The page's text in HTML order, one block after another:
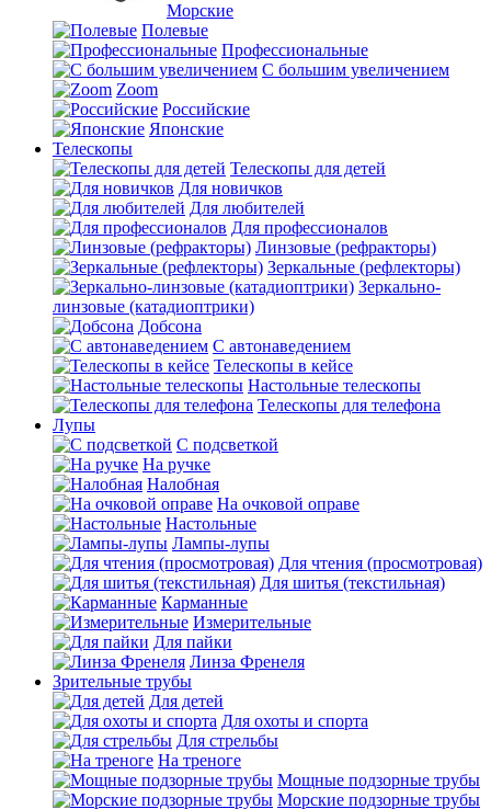
Морские
Полевые
Профессиональные
С большим увеличением
Zoom
Российские
Японские
Телескопы
Телескопы для детей
Для новичков
Для любителей
Для профессионалов
Линзовые (рефракторы)
Зеркальные (рефлекторы)
Зеркально-
линзовые (катадиоптрики)
Добсона
С автонаведением
Телескопы в кейсе
Настольные телескопы
Телескопы для телефона
Лупы
С подсветкой
На ручке
Налобная
На очковой оправе
Настольные
Лампы-лупы
Для чтения (просмотровая)
Для шитья (текстильная)
Карманные
Измерительные
Для пайки
Линза Френеля
Зрительные трубы
Для детей
Для охоты и спорта
Для стрельбы
На треноге
Мощные подзорные трубы
Морские подзорные трубы